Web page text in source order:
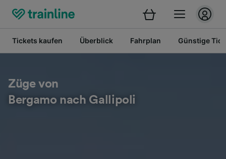
Tickets kaufen Überblick Fahrplan Günstige
Züge von
Bergamo nach Gallipoli